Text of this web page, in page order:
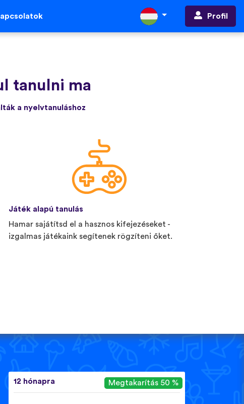
Profil
tanulni ma
a nyelvtanuláshoz
Játék alapú tanulás
Hamar sajátítsd el a hasznos kifejezéseket -
izgalmas játékaink segítenek rögzíteni őket.
12 hónapra Megtakarítás 50 %